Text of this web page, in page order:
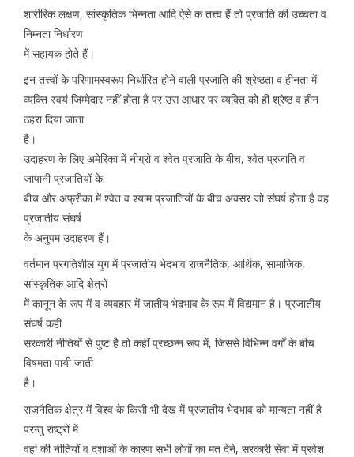
शारीरिक लक्षण, सांस्कृतिक भिन्नता आदि ऐसे क तत्त्व हैं तो प्रजाति की उच्चता व
निम्नता निर्धारण
में सहायक होते हैं।
इन तत्त्वों के परिणामस्वरूप निर्धारित होने वाली प्रजाति की श्रेष्ठता व हीनता में
व्यक्ति स्वयं जिम्मेदार नहीं होता है पर उस आधार पर व्यक्ति को ही श्रेष्ठ व हीन
ठहरा दिया जाता
है।
उदाहरण के लिए अमेरिका में नीग्रो व श्वेत प्रजाति के बीच, श्वेत प्रजाति व
जापानी प्रजातियों के
बीच और अफ्रीका में श्वेत व श्याम प्रजातियों के बीच अक्सर जो संघर्ष होता है वह
प्रजातीय संघर्ष
के अनुपम उदाहरण हैं।
वर्तमान प्रगतिशील युग में प्रजातीय भेदभाव राजनैतिक, आर्थिक, सामाजिक,
सांस्कृतिक आदि क्षेत्रों
में कानून के रूप में व व्यवहार में जातीय भेदभाव के रूप में विद्यमान है। प्रजातीय
संघर्ष कहीं
सरकारी नीतियों से पुष्ट है तो कहीं प्रच्छन्न रूप में, जिससे विभिन्न वर्गों के बीच
विषमता पायी जाती
है।
राजनैतिक क्षेत्र में विश्व के किसी भी देख में प्रजातीय भेदभाव को मान्यता नहीं है
परन्तु राष्ट्रों में
वहां की नीतियों व दशाओं के कारण सभी लोगों का मत देने, सरकारी सेवा में प्रवेश